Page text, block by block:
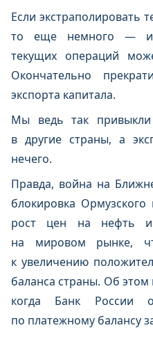
Если экстраполировать
то еще немного — и
текущих операций
Окончательно
экспорта капитала.
Мы ведь так привыкли
в другие страны, а
нечего.
Правда, война на
блокировка
рост цен на нефть и
на мировом рынке,
к увеличению
баланса страны. Об
когда Банк России
по платежному балансу